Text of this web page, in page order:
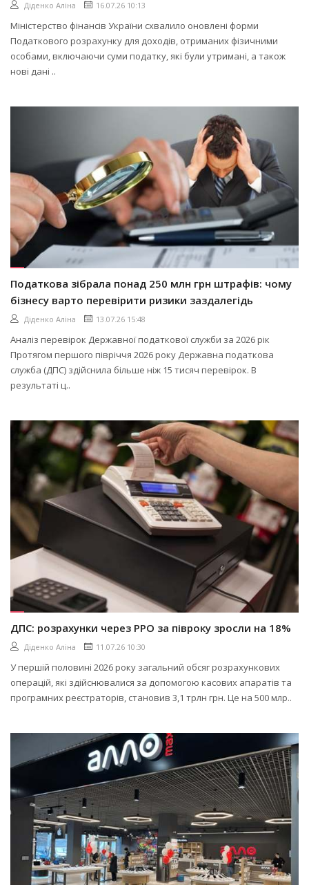
Діденко Аліна 16.07.26 10:13
Міністерство фінансів України схвалило оновлені форми
Податкового розрахунку для доходів, отриманих фізичними
особами, включаючи суми податку, які були утримані, а також
нові дані ..
Податкова зібрала понад 250 млн грн штрафів: чому
бізнесу варто перевірити ризики заздалегідь
Діденко Аліна 13.07.26 15:48
Аналіз перевірок Державної податкової служби за 2026 рік
Протягом першого півріччя 2026 року Державна податкова
служба (ДПС) здійснила більше ніж 15 тисяч перевірок. В
результаті ц..
ДПС: розрахунки через РРО за півроку зросли на 18%
Діденко Аліна 11.07.26 10:30
У першій половині 2026 року загальний обсяг розрахункових
операцій, які здійснювалися за допомогою касових апаратів та
програмних реєстраторів, становив 3,1 трлн грн. Це на 500 млр..